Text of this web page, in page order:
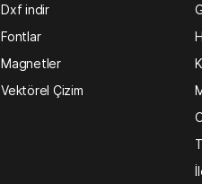
Dxf indir
Fontlar
Magnetler
Vektörel Çizim